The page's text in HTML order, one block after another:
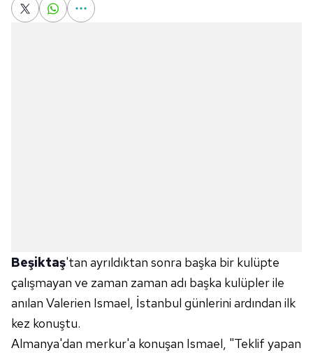
Beşiktaş'tan ayrıldıktan sonra başka bir kulüpte
çalışmayan ve zaman zaman adı başka kulüpler ile
anılan Valerien Ismael, İstanbul günlerini ardından ilk
kez konuştu.
Almanya'dan merkur'a konuşan Ismael, "Teklif yapan